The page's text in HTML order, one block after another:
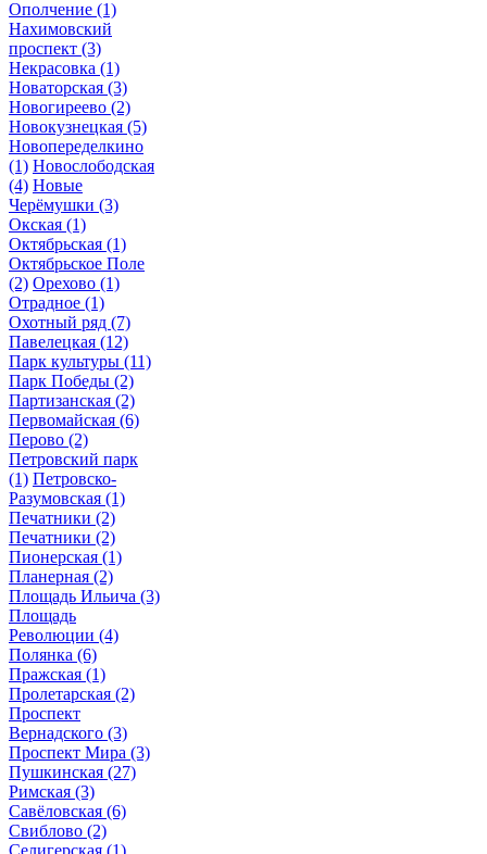
Ополчение (1)
Нахимовский
проспект (3)
Некрасовка (1)
Новаторская (3)
Новогиреево (2)
Новокузнецкая (5)
Новопеределкино
(1) Новослободская
(4) Новые
Черёмушки (3)
Окская (1)
Октябрьская (1)
Октябрьское Поле
(2) Орехово (1)
Отрадное (1)
Охотный ряд (7)
Павелецкая (12)
Парк культуры (11)
Парк Победы (2)
Партизанская (2)
Первомайская (6)
Перово (2)
Петровский парк
(1) Петровско-
Разумовская (1)
Печатники (2)
Печатники (2)
Пионерская (1)
Планерная (2)
Площадь Ильича (3)
Площадь
Революции (4)
Полянка (6)
Пражская (1)
Пролетарская (2)
Проспект
Вернадского (3)
Проспект Мира (3)
Пушкинская (27)
Римская (3)
Савёловская (6)
Свиблово (2)
Селигерская (1)